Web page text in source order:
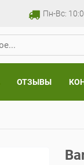
Пн-Вс:
ОТЗЫВЫ